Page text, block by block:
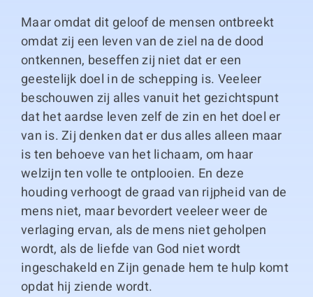
Maar omdat dit geloof de mensen ontbreekt
omdat zij een leven van de ziel na de dood
ontkennen, beseffen zij niet dat er een
geestelijk doel in de schepping is. Veeleer
beschouwen zij alles vanuit het gezichtspunt
dat het aardse leven zelf de zin en het doel er
van is. Zij denken dat er dus alles alleen maar
is ten behoeve van het lichaam, om haar
welzijn ten volle te ontplooien. En deze
houding verhoogt de graad van rijpheid van de
mens niet, maar bevordert veeleer weer de
verlaging ervan, als de mens niet geholpen
wordt, als de liefde van God niet wordt
ingeschakeld en Zijn genade hem te hulp komt
opdat hij ziende wordt.